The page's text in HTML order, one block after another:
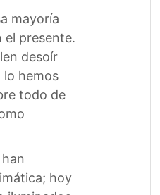
mayoría
el presente.
desoír
lo hemos
todo de
hoy